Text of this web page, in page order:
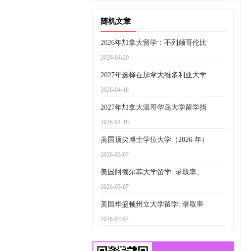
随机文章
2026年加拿大留学：不列颠哥伦比
2026-04-20
2027年选择在加拿大维多利亚大学
2026-04-18
2027年加拿大温哥华岛大学留学指
2026-04-18
美国顶尖博士学位大学（2026 年）
2026-03-07
美国阿德尔菲大学留学: 录取率、
2026-03-07
美国华盛顿州立大学留学: 录取率
2026-03-07